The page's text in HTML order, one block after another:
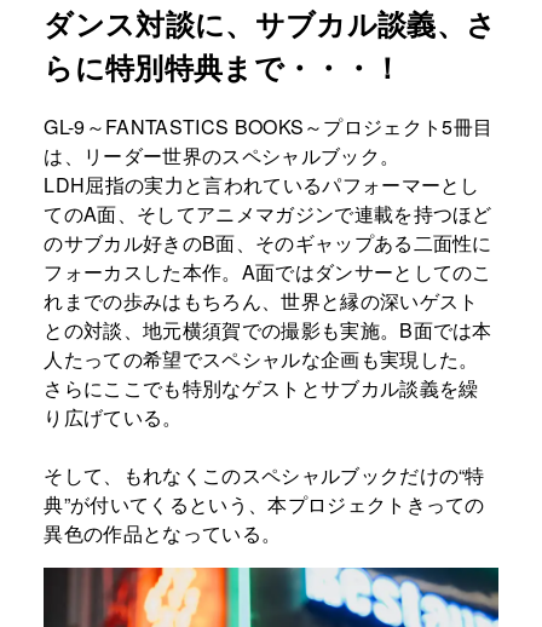
ダンス対談に、サブカル談義、さ
らに特別特典まで・・・！
GL-9～FANTASTICS BOOKS～プロジェクト5冊目
は、リーダー世界のスペシャルブック。
LDH屈指の実力と言われているパフォーマーとし
てのA面、そしてアニメマガジンで連載を持つほど
のサブカル好きのB面、そのギャップある二面性に
フォーカスした本作。A面ではダンサーとしてのこ
れまでの歩みはもちろん、世界と縁の深いゲスト
との対談、地元横須賀での撮影も実施。B面では本
人たっての希望でスペシャルな企画も実現した。
さらにここでも特別なゲストとサブカル談義を繰
り広げている。
そして、もれなくこのスペシャルブックだけの“特
典”が付いてくるという、本プロジェクトきっての
異色の作品となっている。